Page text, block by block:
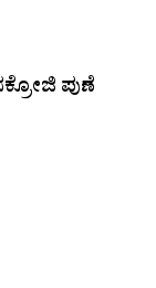
ಪುಣೆ